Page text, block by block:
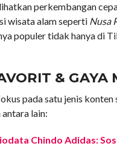
perkembangan
wisata alam seperti Nusa
populer tidak hanya di
& GAYA
pada satu jenis
lain:
Chindo Adidas: